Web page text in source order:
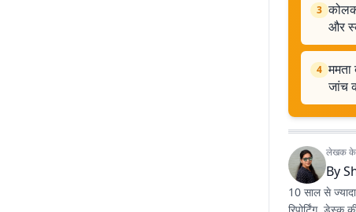
3
और
4
जांच
लेखक के
By
10 साल से